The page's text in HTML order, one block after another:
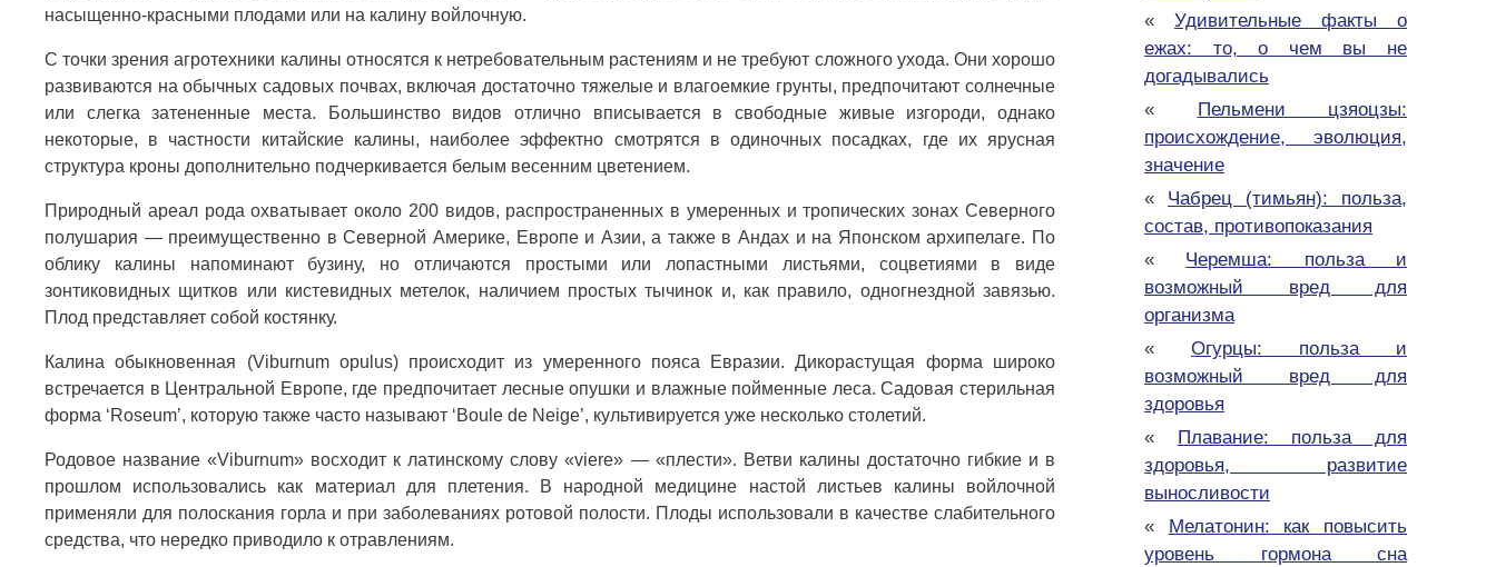
насыщенно-красными плодами или на калину войлочную.
С точки зрения агротехники калины относятся к нетребовательным растениям и не требуют сложного ухода. Они хорошо
развиваются на обычных садовых почвах, включая достаточно тяжелые и влагоемкие грунты, предпочитают солнечные
или слегка затененные места. Большинство видов отлично вписывается в свободные живые изгороди, однако
некоторые, в частности китайские калины, наиболее эффектно смотрятся в одиночных посадках, где их ярусная
структура кроны дополнительно подчеркивается белым весенним цветением.
Природный ареал рода охватывает около 200 видов, распространенных в умеренных и тропических зонах Северного
полушария — преимущественно в Северной Америке, Европе и Азии, а также в Андах и на Японском архипелаге. По
облику калины напоминают бузину, но отличаются простыми или лопастными листьями, соцветиями в виде
зонтиковидных щитков или кистевидных метелок, наличием простых тычинок и, как правило, одногнездной завязью.
Плод представляет собой костянку.
Калина обыкновенная (Viburnum opulus) происходит из умеренного пояса Евразии. Дикорастущая форма широко
встречается в Центральной Европе, где предпочитает лесные опушки и влажные пойменные леса. Садовая стерильная
форма ‘Roseum’, которую также часто называют ‘Boule de Neige’, культивируется уже несколько столетий.
Родовое название «Viburnum» восходит к латинскому слову «viere» — «плести». Ветви калины достаточно гибкие и в
прошлом использовались как материал для плетения. В народной медицине настой листьев калины войлочной
применяли для полоскания горла и при заболеваниях ротовой полости. Плоды использовали в качестве слабительного
средства, что нередко приводило к отравлениям.
« Удивительные факты о
ежах: то, о чем вы не
догадывались
«
Пельмени цзяоцзы:
происхождение, эволюция,
значение
« Чабрец (тимьян): польза,
состав, противопоказания
« Черемша: польза и
возможный вред для
организма
« Огурцы: польза и
возможный вред для
здоровья
«
Плавание: польза для
здоровья, развитие
выносливости
«
Мелатонин: как повысить
уровень гормона сна